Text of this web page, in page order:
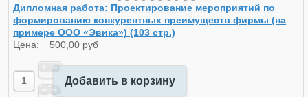
Дипломная работа: Проектирование мероприятий по
формированию конкурентных преимуществ фирмы (на
примере ООО «Эвика») (103 стр.)
Цена: 500,00 руб
Добавить в корзину